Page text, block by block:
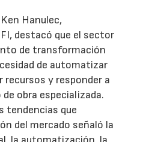
Hanulec,
destacó que el sector
de transformación
de automatizar
y responder a
obra especializada.
tendencias que
del mercado señaló la